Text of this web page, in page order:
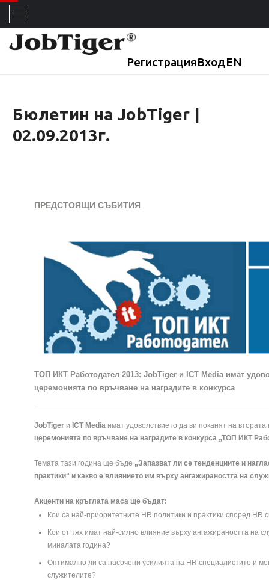
РегистрацияВходEN
Бюлетин на JobTiger |
02.09.2013г.
ПРЕДСТОЯЩИ СЪБИТИЯ
ТОП ИКТ Работодател 2013: JobTiger и ICT Media имат
церемонията по връчване на наградите в конкурса
JobTiger и ICT Media имат удоволствието да ви поканят на
церемонията по връчване на наградите в конкурса „ТОП ИКТ
Темата тази година ще бъде „Запазват ли се тенденциите и
практики“ и какво е влиянието им върху ангажираността на
Акценти на кръглата маса ще бъдат:
Кои са най-приоритетните HR политики и практики според
Кои от тях имат най-силно влияние върху ангажираността на
миналата година?
Оптимално ли са насочени усилията на HR специалистите и
служителите?